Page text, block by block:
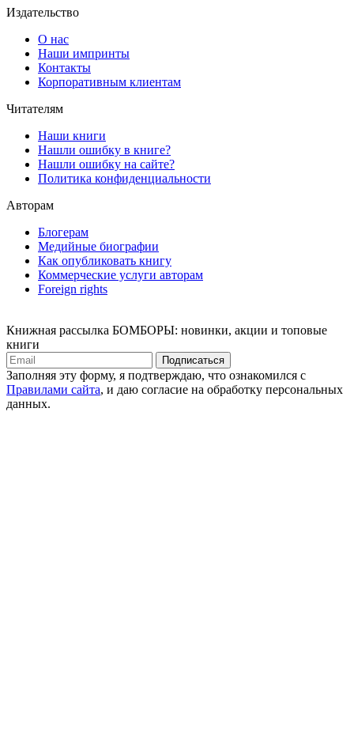
Издательство
О нас
Наши импринты
Контакты
Корпоративным клиентам
Читателям
Наши книги
Нашли ошибку в книге?
Нашли ошибку на сайте?
Политика конфиденциальности
Авторам
Блогерам
Медийные биографии
Как опубликовать книгу
Коммерческие услуги авторам
Foreign rights
Книжная рассылка БОМБОРЫ: новинки, акции и топовые
книги
Подписаться
Заполняя эту форму, я подтверждаю, что ознакомился с
Правилами сайта, и даю согласие на обработку персональных
данных.